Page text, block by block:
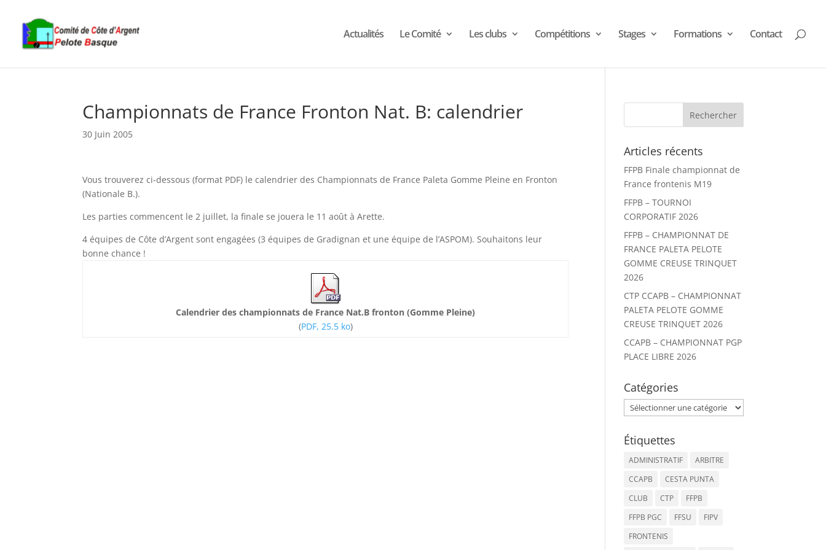
Actualités Le Comité Les clubs Compétitions Stages Formations Contact
Championnats de France Fronton Nat. B: calendrier
30 Juin 2005
Vous trouverez ci-dessous (format PDF) le calendrier des Championnats de France Paleta Gomme Pleine en Fronton
(Nationale B.).
Les parties commencent le 2 juillet, la finale se jouera le 11 août à Arette.
4 équipes de Côte d’Argent sont engagées (3 équipes de Gradignan et une équipe de l’ASPOM). Souhaitons leur
bonne chance !
Calendrier des championnats de France Nat.B fronton (Gomme Pleine)
(PDF, 25.5 ko)
Articles récents
FFPB Finale championnat de
France frontenis M19
FFPB – TOURNOI
CORPORATIF 2026
FFPB – CHAMPIONNAT DE
FRANCE PALETA PELOTE
GOMME CREUSE TRINQUET
2026
CTP CCAPB – CHAMPIONNAT
PALETA PELOTE GOMME
CREUSE TRINQUET 2026
CCAPB – CHAMPIONNAT PGP
PLACE LIBRE 2026
Catégories
Catégories
Étiquettes
ADMINISTRATIF
ARBITRE
CCAPB
CESTA PUNTA
CLUB
CTP
FFPB
FFPB PGC
FFSU
FIPV
FRONTENIS